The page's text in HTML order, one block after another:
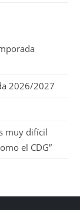
2026/2027
muy difícil
el CDG”